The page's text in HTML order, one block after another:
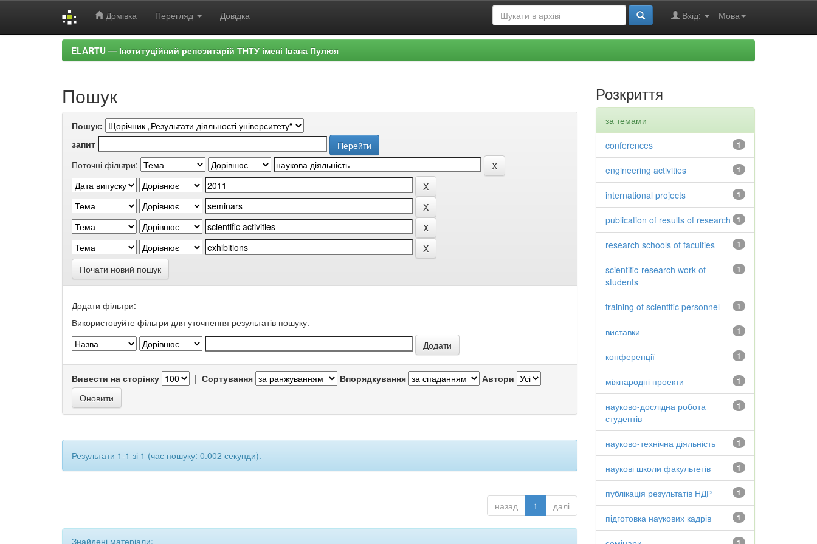
Домівка Перегляд Довідка Мова
Вхід:
ELARTU — Інституційний репозитарій ТНТУ імені Івана Пулюя
Пошук
Пошук:
запит
Поточні фільтри:
Почати новий пошук
Додати фільтри:
Використовуйте фільтри для уточнення результатів пошуку.
Вивести на сторінку | Сортування Впорядкування Автори
Результати 1-1 зі 1 (час пошуку: 0.002 секунди).
назад 1 далі
Знайдені матеріали:
Розкриття
за темами
1
conferences
1
engineering activities
1
international projects
1
publication of results of research
1
research schools of faculties
1
scientific-research work of
students
1
training of scientific personnel
1
виставки
1
конференції
1
міжнародні проекти
1
науково-дослідна робота
студентів
1
науково-технічна діяльність
1
наукові школи факультетів
1
публікація результатів НДР
1
підготовка наукових кадрів